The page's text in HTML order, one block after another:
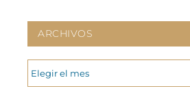
ARCHIVOS
ARCHIVOS